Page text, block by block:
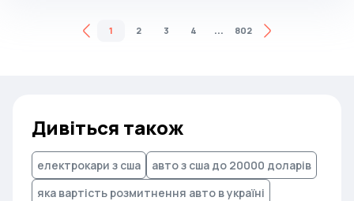
1 2 3 4 ... 802
Дивіться також
електрокари з сша
авто з сша до 20000 доларів
яка вартість розмитнення авто в україні